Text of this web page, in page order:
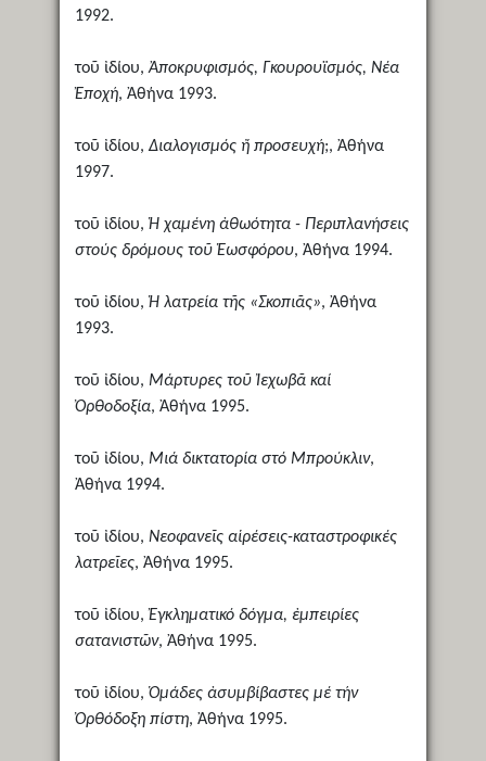
1992.
τοῦ ἰδίου,Ἀποκρυφισμός, Γκουρουϊσμός, Νέα
Ἐποχή, Ἀθήνα 1993.
τοῦ ἰδίου,Διαλογισμός ἤ προσευχή;, Ἀθήνα
1997.
τοῦ ἰδίου, Ἡ χαμένη ἀθωότητα - Περιπλανήσεις
στούς δρόμους τοῦ Ἑωσφόρου, Ἀθήνα 1994.
τοῦ ἰδίου, Ἡ λατρεία τῆς «Σκοπιᾶς», Ἀθήνα
1993.
τοῦ ἰδίου, Μάρτυρες τοῦ Ἰεχωβᾶ καί
Ὀρθοδοξία, Ἀθήνα 1995.
τοῦ ἰδίου, Μιά δικτατορία στό Μπρούκλιν,
Ἀθήνα 1994.
τοῦ ἰδίου, Νεοφανεῖς αἱρέσεις-καταστροφικές
λατρεῖες, Ἀθήνα 1995.
τοῦ ἰδίου,Ἐγκληματικό δόγμα, ἐμπειρίες
σατανιστῶν, Ἀθήνα 1995.
τοῦ ἰδίου, Ὁμάδες ἀσυμβίβαστες μέ τήν
Ὀρθόδοξη πίστη, Ἀθήνα 1995.